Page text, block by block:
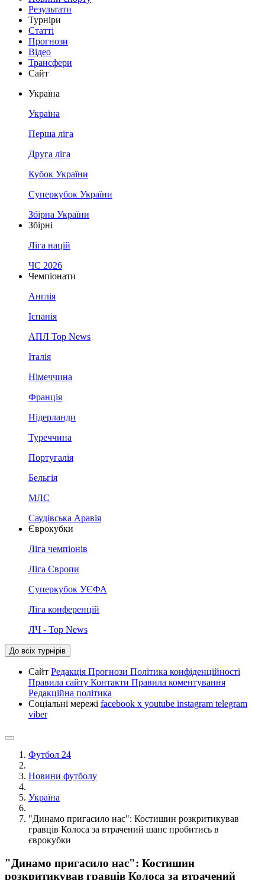
Результати
Турніри
Статті
Прогнози
Відео
Трансфери
Сайт
Україна
Україна
Перша ліга
Друга ліга
Кубок України
Суперкубок України
Збірна України
Збірні
Ліга націй
ЧС 2026
Чемпіонати
Англія
Іспанія
АПЛ Top News
Італія
Німеччина
Франція
Нідерланди
Туреччина
Португалія
Бельгія
МЛС
Саудівська Аравія
Єврокубки
Ліга чемпіонів
Ліга Європи
Суперкубок УЄФА
Ліга конференцій
ЛЧ - Top News
До всіх турнірів
Сайт Редакція Прогнози Політика конфіденційності
Правила сайту Контакти Правила коментування
Редакційна політика
Соціальні мережі facebook x youtube instagram telegram
viber
Футбол 24
Новини футболу
Україна
"Динамо пригасило нас": Костишин розкритикував
гравців Колоса за втрачений шанс пробитись в
єврокубки
"Динамо пригасило нас": Костишин
розкритикував гравців Колоса за втрачений